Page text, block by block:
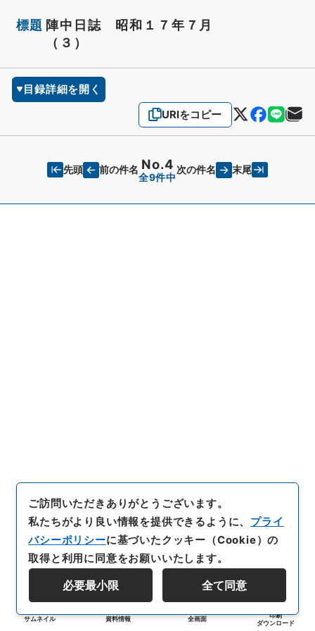
標題 陣中日誌 昭和１７年７月
（３）
目録詳細を開く
URIをコピー
先頭 前の件名 No.4
全9件中
次の件名 末尾
サムネイル 資料情報 全画面
印刷
ダウンロード
ご訪問いただきありがとうございます。
私たちがより良い情報を提供できるように、 プライ
バシーポリシーに基づいたクッキー（Cookie）の
取得と利用に同意をお願いいたします。
必要最小限 全て同意